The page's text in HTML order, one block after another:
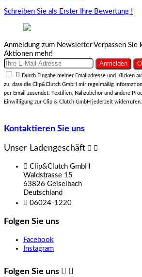
Schreiben Sie als Erster Ihre Bewertung !
Anmeldung zum Newsletter Verpassen Sie
Aktionen mehr!

Durch Eingabe meiner Emailadresse und Klicken
zu, dass die Clip&Clutch GmbH mir regelmäßig
per Email zusendet: Textilien, Nähzubehör und andere
Einwilligung zur Clip & Clutch GmbH jederzeit widerrufen.
Kontaktieren Sie uns
Unser Ladengeschäft  
 Clip&Clutch GmbH
Waldstrasse 15
63826 Geiselbach
Deutschland
 06024-1220
Folgen Sie uns
Facebook
Instagram
Folgen Sie uns  